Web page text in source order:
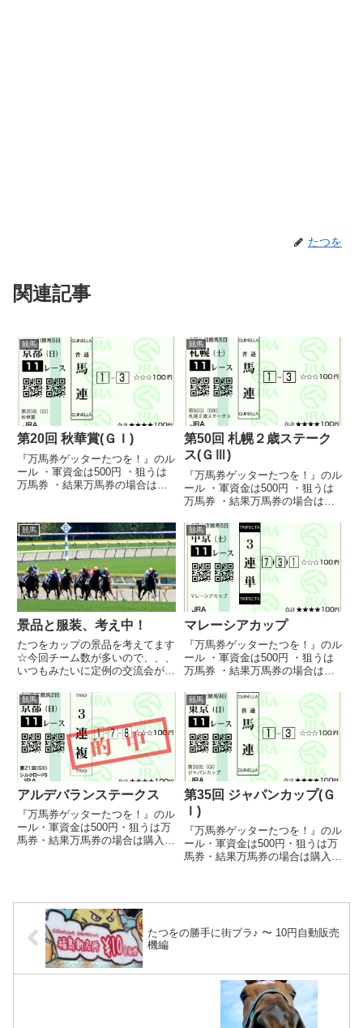
たつを
関連記事
競馬
第20回 秋華賞(ＧＩ)
『万馬券ゲッターたつを！』のル
ール ・軍資金は500円 ・狙うは
万馬券 ・結果万馬券の場合は購
券は万馬券でなくても購入しても
良い ・万馬券は基本当たらない
ので、はずれてもすねない（...
競馬
第50回 札幌２歳ステーク
ス(ＧⅢ)
『万馬券ゲッターたつを！』のル
ール ・軍資金は500円 ・狙うは
万馬券 ・結果万馬券の場合は購
あった場合は許す） ・誕生日馬
券は万馬券でなくても購入しても
良い ・万馬券は基本当たらない
ので、はずれてもすねない（...
競馬
景品と服装、考え中！
たつをカップの景品を考えてます
☆今回チーム数が多いので、、、
いつもみたいに定例の交流会がで
人数が入れるお店がない（笑）こ
の次の大会とかは、もっとその辺
考えたい♪交流会こそたつをカッ
プですから！いろいろ考えます
が...
競馬
マレーシアカップ
『万馬券ゲッターたつを！』のル
ール ・軍資金は500円 ・狙うは
万馬券 ・結果万馬券の場合は購
あった場合は許す） ・万馬券は
基本当たらないので、はずれても
すねない（笑） ・高配当を取っ
たら読者に還元するとかしな...
競馬
アルデバランステークス
『万馬券ゲッターたつを！』のル
ール・軍資金は500円・狙うは万
馬券・結果万馬券の場合は購入し
ずれてもすねない（笑）・高配...
競馬
第35回 ジャパンカップ(Ｇ
Ｉ)
『万馬券ゲッターたつを！』のル
ール・軍資金は500円・狙うは万
馬券・結果万馬券の場合は購入し
たつをの勝手に街ブラ♪ 〜 10円自動販売
機編